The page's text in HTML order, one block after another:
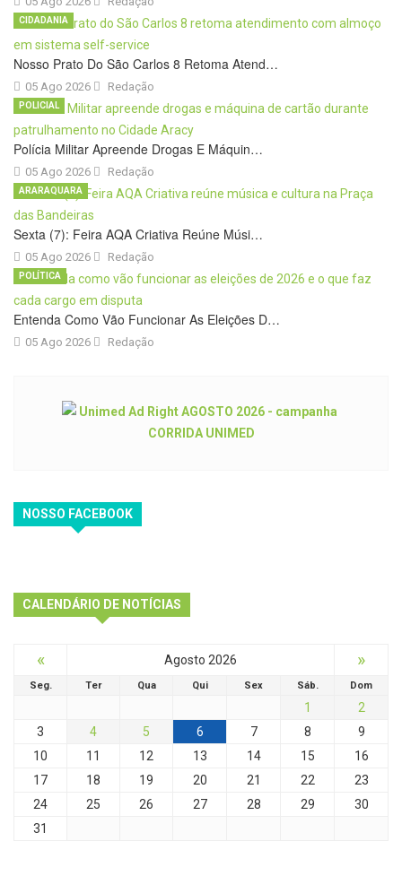
Nosso Prato Do São Carlos 8 Retoma Atend…
05 Ago 2026
CIDADANIA
Redação
Polícia Militar Apreende Drogas E Máquin…
05 Ago 2026
POLICIAL
Redação
Sexta (7): Feira AQA Criativa Reúne Músi…
05 Ago 2026
ARARAQUARA
Redação
Entenda Como Vão Funcionar As Eleições D…
05 Ago 2026
POLÍTICA
Redação
NOSSO FACEBOOK
CALENDÁRIO DE NOTÍCIAS
« Agosto 2026 »
Seg. Ter Qua Qui Sex Sáb. Dom
1
2
3
4 5 6 7 8
9
10
11 12 13 14 15
16
17
18 19 20 21 22
23
24
25 26 27 28 29
30
31